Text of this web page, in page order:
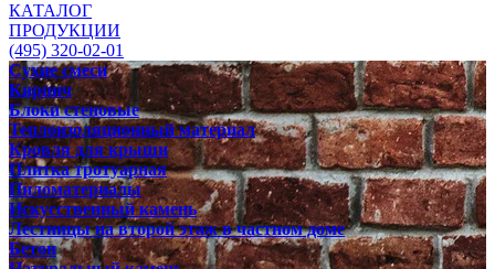
КАТАЛОГ
ПРОДУКЦИИ
(495) 320-02-01
Сухие смеси
Кирпич
Блоки стеновые
Теплоизоляционный материал
Кровля для крыши
Плитка тротуарная
Пиломатериалы
Искусственный камень
Лестницы на второй этаж в частном доме
Бетон